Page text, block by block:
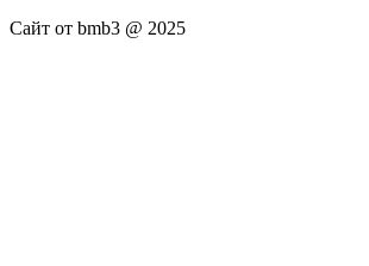
Сайт от bmb3 @ 2025